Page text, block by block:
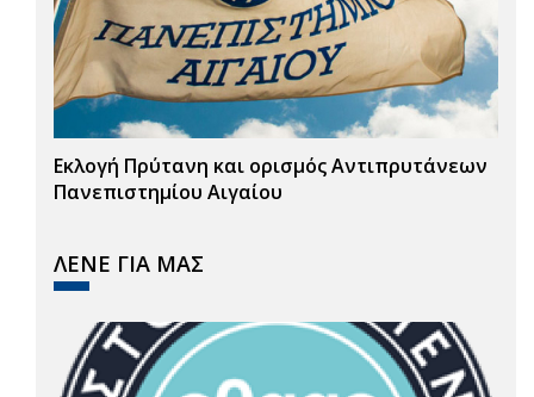
Εκλογή Πρύτανη και ορισμός Αντιπρυτάνεων
Πανεπιστημίου Αιγαίου
ΛΕΝΕ ΓΙΑ ΜΑΣ